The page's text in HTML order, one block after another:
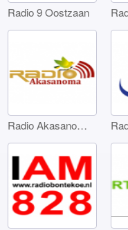
Radio 9 Oostzaan
Radio Akasanoma Amsterdam